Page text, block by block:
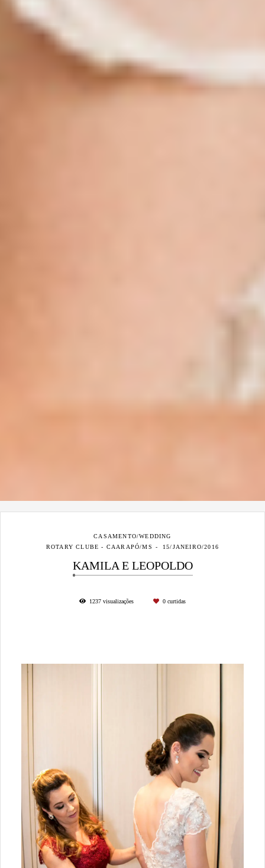
CASAMENTO/WEDDING
ROTARY CLUBE - CAARAPÓ/MS
15/JANEIRO/2016
KAMILA E LEOPOLDO
1237 visualizações 0 curtidas